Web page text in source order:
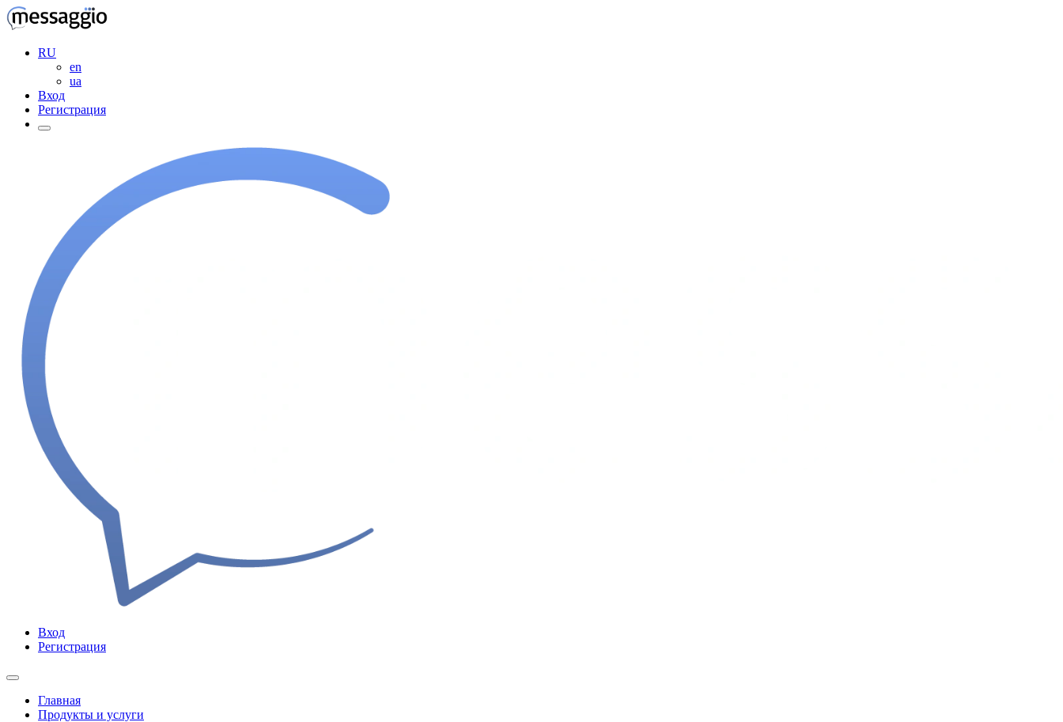
RU
en
ua
Вход
Регистрация
Вход
Регистрация
Главная
Продукты и услуги